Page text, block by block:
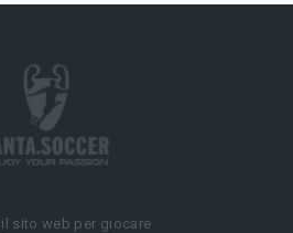
il sito web per giocare